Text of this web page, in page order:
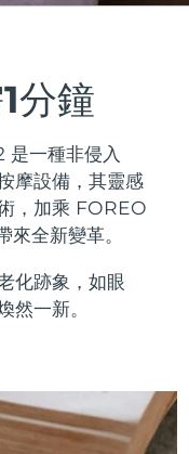
分鐘
是一種非侵入
摩設備，其靈感
，加乘 FOREO
來全新變革。
化跡象，如眼
然一新。
拉
lips
理
預計送達日期
預計送達日期8/9/26
預計送達日期8/15/26
預計送達日期8/12/26
預計送達日期8/9/26
預計送達日期8/13/26